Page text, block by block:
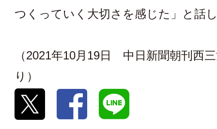
つくっていく大切さを感じた」と話
（2021年10月19日 中日新聞朝刊西
り）